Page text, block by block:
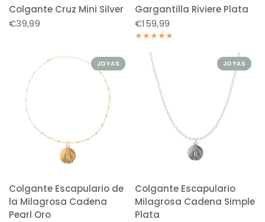
Colgante Cruz Mini Silver
€39,99
Gargantilla Riviere Plata
€159,99
JOYAS
Colgante Escapulario de
la Milagrosa Cadena
Pearl Oro
JOYAS
Colgante Escapulario
Milagrosa Cadena Simple
Plata